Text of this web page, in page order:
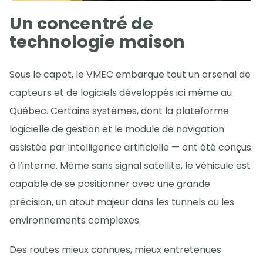
Un concentré de
technologie maison
Sous le capot, le VMEC embarque tout un arsenal de
capteurs et de logiciels développés ici même au
Québec. Certains systèmes, dont la plateforme
logicielle de gestion et le module de navigation
assistée par intelligence artificielle — ont été conçus
à l’interne. Même sans signal satellite, le véhicule est
capable de se positionner avec une grande
précision, un atout majeur dans les tunnels ou les
environnements complexes.
Des routes mieux connues, mieux entretenues